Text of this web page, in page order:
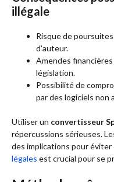
illégale
Risque de
d’auteur.
Amendes
législation.
Possibilité de
par des logiciels non
Utiliser un convertisseur
répercussions sérieuses.
des implications pour éviter
légales est crucial pour se